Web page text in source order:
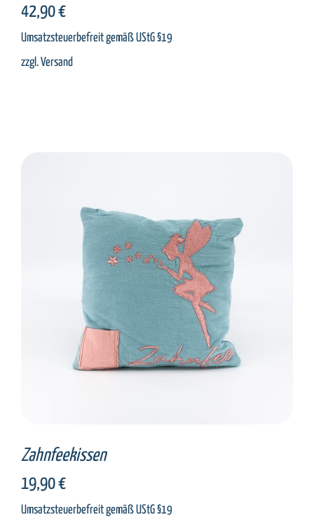
42,90€
Umsatzsteuerbefreit gemäß UStG §19
zzgl.Versand
SELECT OPTIONS / DETAILS
Zahnfeekissen
19,90€
Umsatzsteuerbefreit gemäß UStG §19